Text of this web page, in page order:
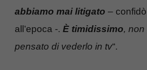
abbiamo mai litigato –
all’epoca -. È timidissimo, non
pensato di vederlo in tv“.